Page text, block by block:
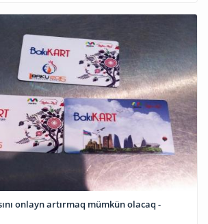
onlayn artırmaq mümkün olacaq -